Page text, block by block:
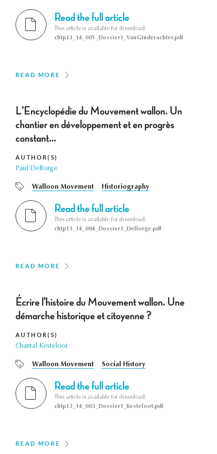
Read the full article
This article is available for download:
chtp13_14_005_Dossier1_VanGinderachter.pdf
READ MORE
L'Encyclopédie du Mouvement wallon. Un
chantier en développement et en progrès
constant...
AUTHOR(S)
Paul Delforge
Walloon Movement Historiography
Read the full article
This article is available for download:
chtp13_14_004_Dossier1_Delforge.pdf
READ MORE
Écrire l'histoire du Mouvement wallon. Une
démarche historique et citoyenne ?
AUTHOR(S)
Chantal Kesteloot
Walloon Movement Social History
Read the full article
This article is available for download:
chtp13_14_003_Dossier1_Kesteloot.pdf
READ MORE